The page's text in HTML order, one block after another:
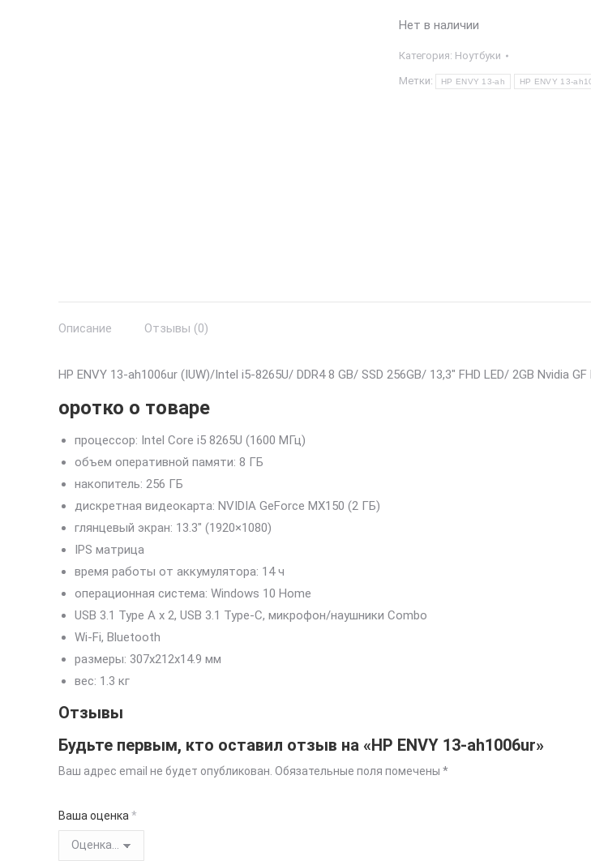
Нет в наличии
Категория: Ноутбуки
Метки: HP ENVY 13-ah HP ENVY 13-
Описание Отзывы (0)
HP ENVY 13-ah1006ur (IUW)/Intel i5-8265U/ DDR4 8 GB/ SSD 256GB/ 13,3″ FHD LED/ 2GB Nvidia
оротко о товаре
процессор: Intel Core i5 8265U (1600 МГц)
объем оперативной памяти: 8 ГБ
накопитель: 256 ГБ
дискретная видеокарта: NVIDIA GeForce MX150 (2 ГБ)
глянцевый экран: 13.3″ (1920×1080)
IPS матрица
время работы от аккумулятора: 14 ч
операционная система: Windows 10 Home
USB 3.1 Type A x 2, USB 3.1 Type-С, микрофон/наушники Combo
Wi-Fi, Bluetooth
pазмеры: 307x212x14.9 мм
вес: 1.3 кг
Отзывы
Будьте первым, кто оставил отзыв на «HP ENVY 13-ah1006ur»
Ваш адрес email не будет опубликован. Обязательные поля помечены *
Ваша оценка *